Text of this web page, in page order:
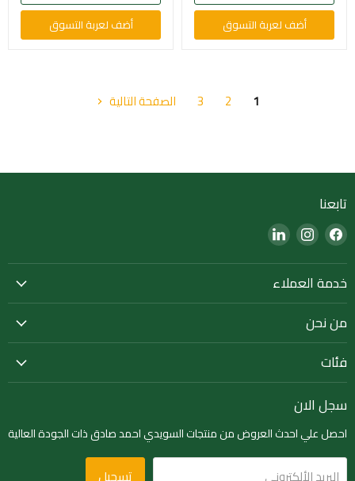
أضف لعربة التسوق
أضف لعربة التسوق
1
2
3 الصفحة التالية
تابعنا
Find
us
on
Facebook
Find
us
on
Instagram
Find
on
خدمة العملاء
من نحن
فئات
سجل الان
احصل علي احدث العروض من منتجات السويدي احمد صادق ذات الجودة العالية
تسجيل